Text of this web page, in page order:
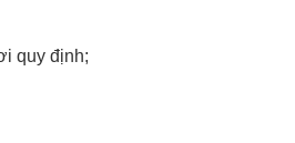
quy định;